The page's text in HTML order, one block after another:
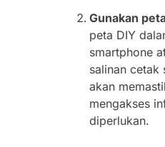
Gunakan
peta DIY
smartphone
salinan cetak
akan
mengakses
diperlukan.